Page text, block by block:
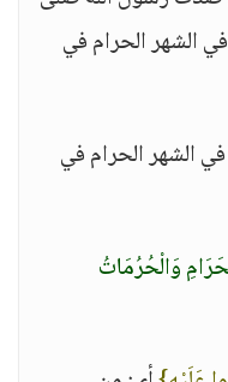
الشهر الحرام في
الشهر الحرام في
وَالْحُرُمَاتُ